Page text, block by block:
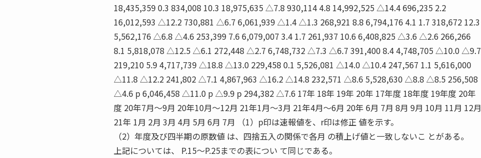
18,435,359 0.3 834,008 10.3 18,975,635 △7.8 930,114 4.8 14,992,525 △14.4 696,235 2.2
16,012,593 △12.2 730,881 △6.7 6,061,939 △1.4 △1.3 268,921 8.8 6,794,176 4.1 1.7 318,672 12.3
5,562,176 △6.8 △4.6 253,399 7.6 6,079,007 3.4 1.7 261,937 10.6 6,408,825 △3.6 △2.6 266,266
8.1 5,818,078 △12.5 △6.1 272,448 △2.7 6,748,732 △7.3 △6.7 391,400 8.4 4,748,705 △10.0 △9.7
219,210 5.9 4,717,739 △18.8 △13.0 229,458 0.1 5,526,081 △14.0 △10.4 247,567 1.1 5,616,000
△11.8 △12.2 241,802 △7.1 4,867,963 △16.2 △14.8 232,571 △8.6 5,528,630 △8.8 △8.5 256,508
△4.6 p 6,046,458 △11.0 p △9.9 p 294,382 △7.6 17年 18年 19年 20年 17年度 18年度 19年度 20年
度 20年7月〜9月 20年10月〜12月 21年1月〜3月 21年4月〜6月 20年 6月 7月 8月 9月 10月 11月 12月
21年 1月 2月 3月 4月 5月 6月 7月 （1）p印は速報値を、r印は修正 値を示す。
（2）年度及び四半期の原数値 は、四捨五入の関係で各月 の積上げ値と一致しないこ とがある。
上記については、 P.15〜P.25までの表につい て同じである。